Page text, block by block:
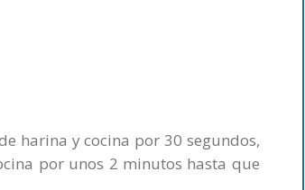
harina y cocina por 30 segundos,
por unos 2 minutos hasta que